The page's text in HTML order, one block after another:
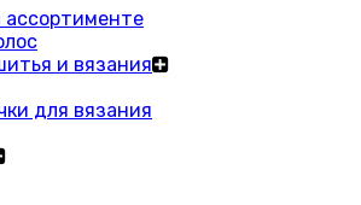
и вязания
для вязания